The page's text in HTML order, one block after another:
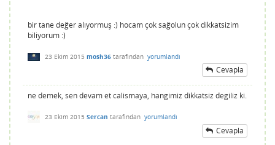
bir tane değer alıyormuş :) hocam çok sağolun çok dikkatsizim
biliyorum :)
23 Ekim 2015 mosh36 tarafından yorumlandı
Cevapla
ne demek, sen devam et calismaya, hangimiz dikkatsiz degiliz ki.
23 Ekim 2015 Sercan tarafından yorumlandı
Cevapla